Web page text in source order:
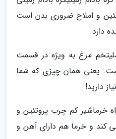
و املاح ضروری بدن است
دارد.
عسلیتخم مرغ به ویژه در قسمت
یعنی همان چیزی که شما
دارید!
خرماشیر کم چرب پروتئین و
کند و خرما هم دارای آهن و